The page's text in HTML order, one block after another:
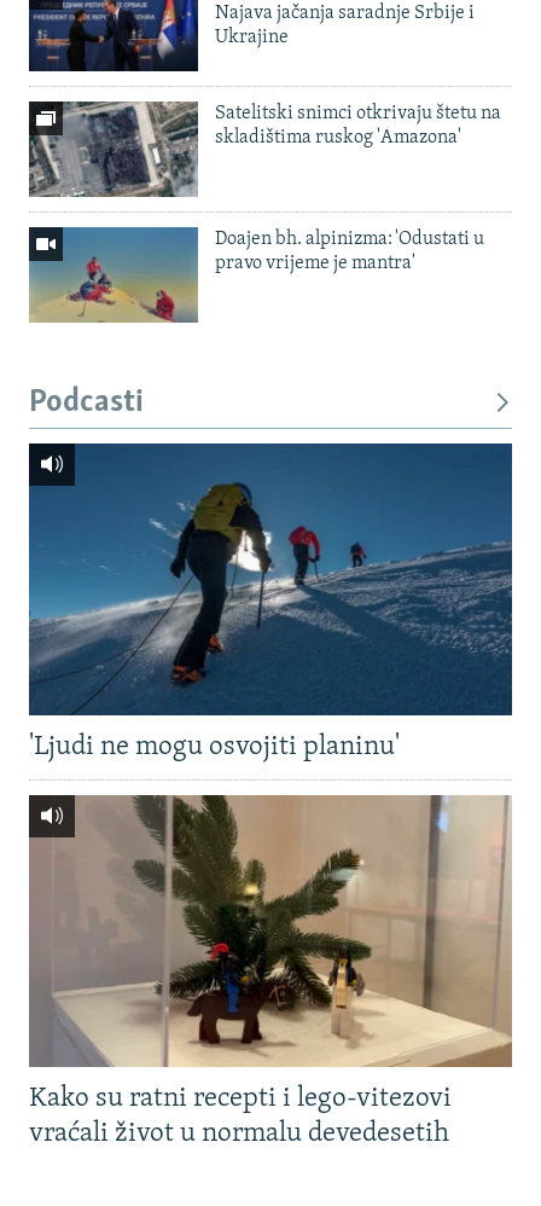
Najava jačanja saradnje Srbije i
Ukrajine
Satelitski snimci otkrivaju štetu na
skladištima ruskog 'Amazona'
Doajen bh. alpinizma: 'Odustati u
pravo vrijeme je mantra'
Podcasti
'Ljudi ne mogu osvojiti planinu'
Kako su ratni recepti i lego-vitezovi
vraćali život u normalu devedesetih